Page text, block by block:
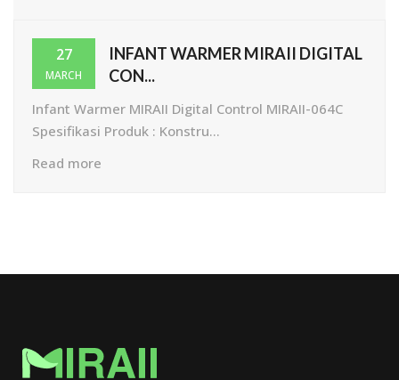
27
MARCH
INFANT WARMER MIRAII DIGITAL
CON...
Infant Warmer MIRAII Digital Control MIRAII-064C
Spesifikasi Produk : Konstru...
Read more